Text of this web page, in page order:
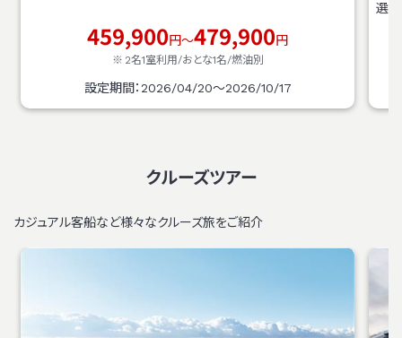
459,900円～479,900円
2名1室利用/おとな1名/燃油別
設定期間：2026/04/20～2026/10/17
選に
クルーズツアー
カジュアル客船など様々なクルーズ旅をご紹介